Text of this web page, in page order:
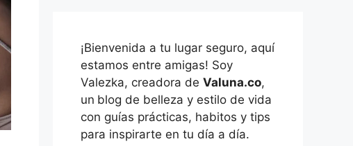
¡Bienvenida a tu lugar seguro, aquí
estamos entre amigas! Soy
Valezka, creadora de Valuna.co,
un blog de belleza y estilo de vida
con guías prácticas, habitos y tips
para inspirarte en tu día a día.